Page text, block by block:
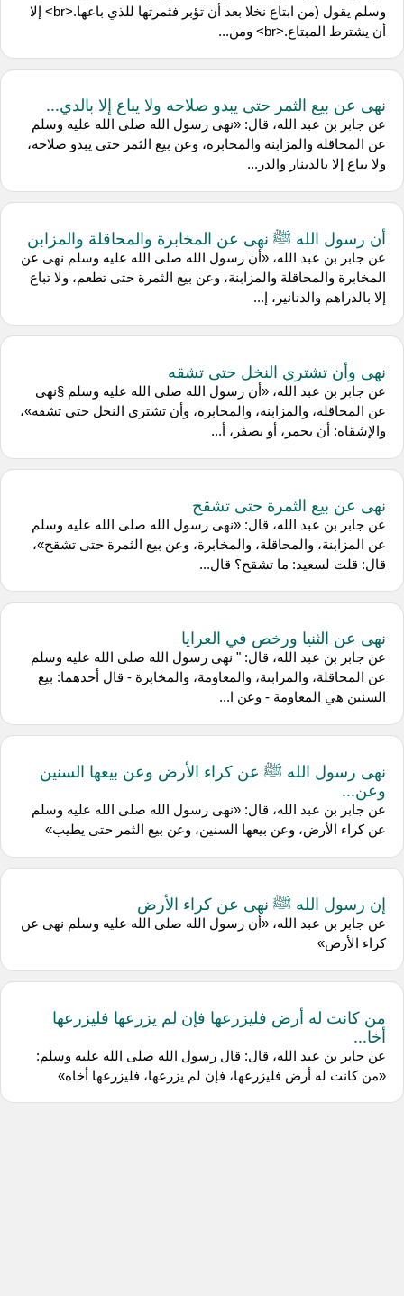
وسلم يقول (من ابتاع نخلا بعد أن تؤبر فثمرتها للذي باعها.<br> إلا
أن يشترط المبتاع.<br> ومن...
نهى عن بيع الثمر حتى يبدو صلاحه ولا يباع إلا بالدي...
عن جابر بن عبد الله، قال: «نهى رسول الله صلى الله عليه وسلم
عن المحاقلة والمزابنة والمخابرة، وعن بيع الثمر حتى يبدو صلاحه،
ولا يباع إلا بالدينار والدر...
أن رسول الله ﷺ نهى عن المخابرة والمحاقلة والمزابن
عن جابر بن عبد الله، «أن رسول الله صلى الله عليه وسلم نهى عن
المخابرة والمحاقلة والمزابنة، وعن بيع الثمرة حتى تطعم، ولا تباع
إلا بالدراهم والدنانير، إ...
نهى وأن تشتري النخل حتى تشقه
عن جابر بن عبد الله، «أن رسول الله صلى الله عليه وسلم §نهى
عن المحاقلة، والمزابنة، والمخابرة، وأن تشترى النخل حتى تشقه»،
والإشقاه: أن يحمر، أو يصفر، أ...
نهى عن بيع الثمرة حتى تشقح
عن جابر بن عبد الله، قال: «نهى رسول الله صلى الله عليه وسلم
عن المزابنة، والمحاقلة، والمخابرة، وعن بيع الثمرة حتى تشقح»،
قال: قلت لسعيد: ما تشقح؟ قال...
نهى عن الثنيا ورخص في العرايا
عن جابر بن عبد الله، قال: " نهى رسول الله صلى الله عليه وسلم
عن المحاقلة، والمزابنة، والمعاومة، والمخابرة - قال أحدهما: بيع
السنين هي المعاومة - وعن ا...
نهى رسول الله ﷺ عن كراء الأرض وعن بيعها السنين
وعن...
عن جابر بن عبد الله، قال: «نهى رسول الله صلى الله عليه وسلم
عن كراء الأرض، وعن بيعها السنين، وعن بيع الثمر حتى يطيب»
إن رسول الله ﷺ نهى عن كراء الأرض
عن جابر بن عبد الله، «أن رسول الله صلى الله عليه وسلم نهى عن
كراء الأرض»
من كانت له أرض فليزرعها فإن لم يزرعها فليزرعها
أخا...
عن جابر بن عبد الله، قال: قال رسول الله صلى الله عليه وسلم:
«من كانت له أرض فليزرعها، فإن لم يزرعها، فليزرعها أخاه»